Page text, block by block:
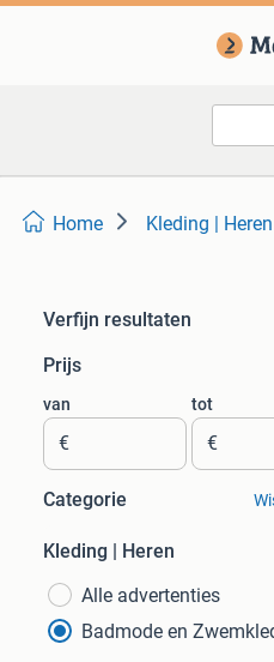
Home Kleding | Heren
Verfijn resultaten
Prijs
van
€
tot
€
Categorie
Kleding | Heren
Alle advertenties
Badmode en